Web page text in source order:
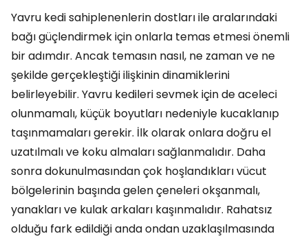
Yavru kedi sahiplenenlerin dostları ile aralarındaki
bağı güçlendirmek için onlarla temas etmesi önemli
bir adımdır. Ancak temasın nasıl, ne zaman ve ne
şekilde gerçekleştiği ilişkinin dinamiklerini
belirleyebilir. Yavru kedileri sevmek için de aceleci
olunmamalı, küçük boyutları nedeniyle kucaklanıp
taşınmamaları gerekir. İlk olarak onlara doğru el
uzatılmalı ve koku almaları sağlanmalıdır. Daha
sonra dokunulmasından çok hoşlandıkları vücut
bölgelerinin başında gelen çeneleri okşanmalı,
yanakları ve kulak arkaları kaşınmalıdır. Rahatsız
olduğu fark edildiği anda ondan uzaklaşılmasında